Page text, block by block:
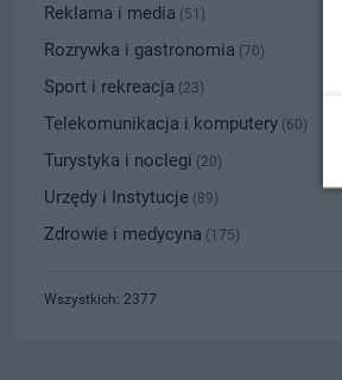
Reklama i media (51)
Rozrywka i gastronomia (70)
Sport i rekreacja (23)
Telekomunikacja i komputery (60)
Turystyka i noclegi (20)
Urzędy i Instytucje (89)
Zdrowie i medycyna (175)
Wszystkich: 2377